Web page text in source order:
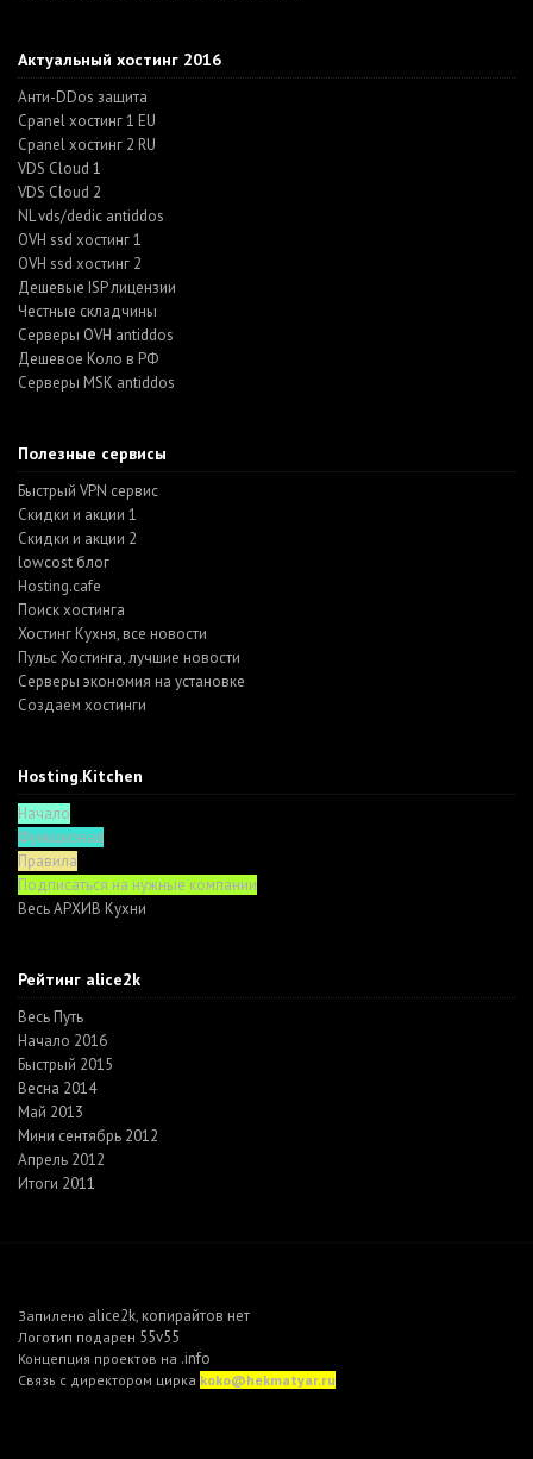
Актуальный хостинг 2016
Анти-DDos защита
Cpanel хостинг 1 EU
Cpanel хостинг 2 RU
VDS Cloud 1
VDS Cloud 2
NL vds/dedic antiddos
OVH ssd хостинг 1
OVH ssd хостинг 2
Дешевые ISP лицензии
Честные складчины
Серверы OVH antiddos
Дешевое Коло в РФ
Серверы MSK antiddos
Полезные сервисы
Быстрый VPN сервис
Скидки и акции 1
Скидки и акции 2
lowcost блог
Hosting.cafe
Поиск хостинга
Хостинг Кухня, все новости
Пульс Хостинга, лучшие новости
Серверы экономия на установке
Создаем хостинги
Hosting.Kitchen
Начало
Функционал
Правила
Подписаться на нужные компании
Весь АРХИВ Кухни
Рейтинг alice2k
Весь Путь
Начало 2016
Быстрый 2015
Весна 2014
Май 2013
Мини сентябрь 2012
Апрель 2012
Итоги 2011
Запилено alice2k, копирайтов нет
Логотип подарен 55v55
Концепция проектов на .info
Связь с директором цирка koko@hekmatyar.ru